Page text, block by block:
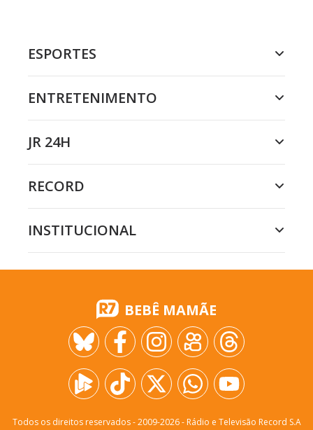
ESPORTES
ENTRETENIMENTO
JR 24H
RECORD
INSTITUCIONAL
BEBÊ MAMÃE
Todos os direitos reservados - 2009-2026- Rádio e Televisão Record S.A